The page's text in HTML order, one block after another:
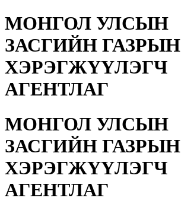
МОНГОЛ УЛСЫН
ЗАСГИЙН ГАЗРЫН
ХЭРЭГЖҮҮЛЭГЧ
АГЕНТЛАГ
МОНГОЛ УЛСЫН
ЗАСГИЙН ГАЗРЫН
ХЭРЭГЖҮҮЛЭГЧ
АГЕНТЛАГ